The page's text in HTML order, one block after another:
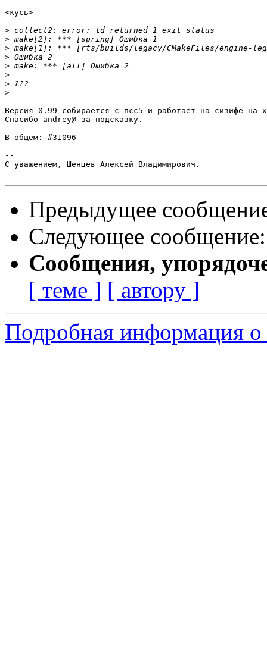
<кусь>
>
>
>
>
>
>
>
>
Версия 0.99 собирается c псс5 и работает на сизифе на
Спасибо andrey@ за подсказку.
В общем: #31096
--
С уважением, Шенцев Алексей Владимирович.
Предыдущее
Следующее
Сообщения,
[ теме ] [ автору ]
Подробная информация о